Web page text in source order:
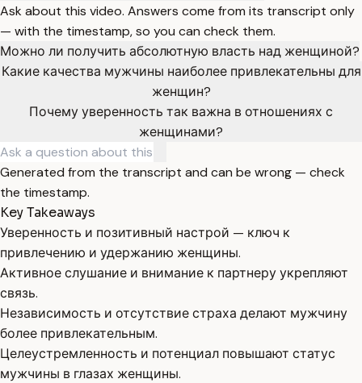
Ask about this video. Answers come from its transcript only
— with the timestamp, so you can check them.
Можно ли получить абсолютную власть над женщиной?
Какие качества мужчины наиболее привлекательны для
женщин?
Почему уверенность так важна в отношениях с
женщинами?
Generated from the transcript and can be wrong — check
the timestamp.
Key Takeaways
Уверенность и позитивный настрой — ключ к
привлечению и удержанию женщины.
Активное слушание и внимание к партнеру укрепляют
связь.
Независимость и отсутствие страха делают мужчину
более привлекательным.
Целеустремленность и потенциал повышают статус
мужчины в глазах женщины.